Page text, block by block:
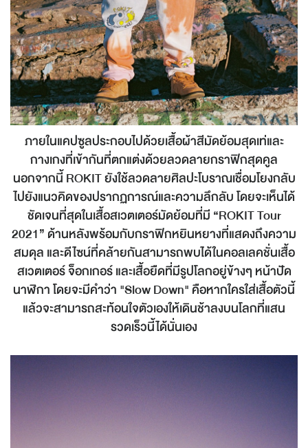
ภายในแคปซูลประกอบไปด้วยเสื้อผ้าสีมัดย้อมสุดเท่และ
กางเกงที่เข้ากันที่ตกแต่งด้วยลวดลายกราฟิกสุดคูล
นอกจากนี้ ROKIT ยังใช้ลวดลายศิลปะโบราณเชื่อมโยงกลับ
ไปยังแนวคิดของปรากฏการณ์และความลึกลับ โดยจะเห็นได้
ชัดเจนที่สุดในเสื้อสเวตเตอร์มัดย้อมที่มี “ROKIT Tour
2021” ด้านหลังพร้อมกับกราฟิกหยินหยางที่แสดงถึงความ
สมดุล และดีไซน์ที่คล้ายกันสามารถพบได้ในคอลเลคชั่นเสื้อ
สเวตเตอร์ จ็อกเกอร์ และเสื้อยืดที่มีรูปโลกอยู่ข้างๆ หน้าปัด
นาฬิกา โดยจะมีคำว่า "Slow Down" คือหากใครใส่เสื้อตัวนี้
แล้วจะสามารถสะท้อนใจตัวเองให้เดินช้าลงบนโลกที่แสน
รวดเร็วนี้ได้นั่นเอง